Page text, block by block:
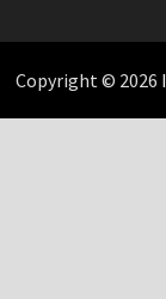
Copyright © 2026